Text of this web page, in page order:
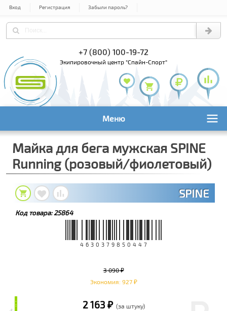
Вход Регистрация Забыли пароль?
+7 (800) 100-19-72
экипировочный центр "Спайн-Спорт"
Меню
Майка для бега мужская SPINE
Running (розовый/фиолетовый)
SPINE
Код товара:25864
4630379850447
₽₽
3 090 ₽
Экономия: 927 ₽
2 163 ₽ (за штуку)